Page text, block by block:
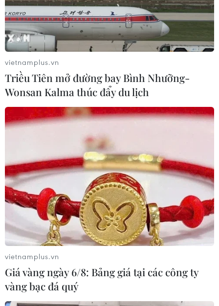
Bão số 9 'mạnh nhất trong 20 năm', nguy
cơ gây lụt diện rộng
27/10/2020 09:32
Đại diện Trung tâm Dự báo Khí tượng Thủy văn Quốc
gia cho biết do di chuyển trong điều kiện thuận lợi trên
biển nên bão số 9 được nhận định sẽ tiếp tục mạnh lên
từ chiều, tối nay (27/10).
vietnamplus.vn
Triều Tiên mở đường bay Bình Nhưỡng-
Wonsan Kalma thúc đẩy du lịch
vietnamplus.vn
Giá vàng ngày 6/8: Bảng giá tại các công ty
vàng bạc đá quý